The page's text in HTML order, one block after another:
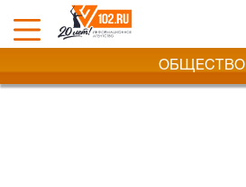
ОБЩЕСТВО